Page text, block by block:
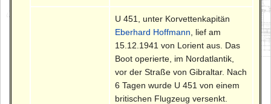
U 451, unter Korvettenkapitän
Eberhard Hoffmann , lief am
15.12.1941 von Lorient aus. Das
Boot operierte, im Nordatlantik,
vor der Straße von Gibraltar. Nach
6 Tagen wurde U 451 von einem
britischen Flugzeug versenkt.